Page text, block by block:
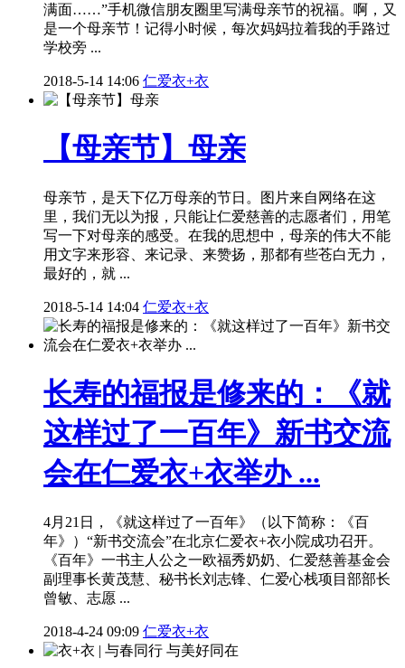
满面……”手机微信朋友圈里写满母亲节的祝福。啊，又
是一个母亲节！记得小时候，每次妈妈拉着我的手路过
学校旁 ...
2018-5-14 14:06 仁爱衣+衣
【母亲节】母亲
母亲节，是天下亿万母亲的节日。图片来自网络在这
里，我们无以为报，只能让仁爱慈善的志愿者们，用笔
写一下对母亲的感受。在我的思想中，母亲的伟大不能
用文字来形容、来记录、来赞扬，那都有些苍白无力，
最好的，就 ...
2018-5-14 14:04 仁爱衣+衣
长寿的福报是修来的：《就
这样过了一百年》新书交流
会在仁爱衣+衣举办 ...
4月21日，《就这样过了一百年》（以下简称：《百
年》）“新书交流会”在北京仁爱衣+衣小院成功召开。
《百年》一书主人公之一欧福秀奶奶、仁爱慈善基金会
副理事长黄茂慧、秘书长刘志锋、仁爱心栈项目部部长
曾敏、志愿 ...
2018-4-24 09:09 仁爱衣+衣